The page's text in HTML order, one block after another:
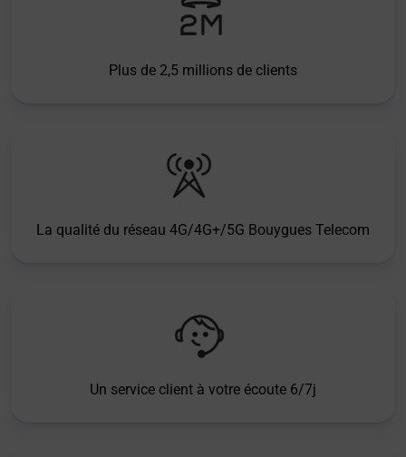
Plus de 2,5 millions de clients
La qualité du réseau 4G/4G+/5G Bouygues Telecom
Un service client à votre écoute 6/7j